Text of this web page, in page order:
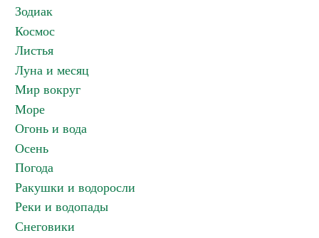
Зодиак
Космос
Листья
Луна и месяц
Мир вокруг
Море
Огонь и вода
Осень
Погода
Ракушки и водоросли
Реки и водопады
Снеговики